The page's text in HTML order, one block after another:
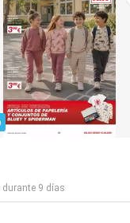
durante 9 días